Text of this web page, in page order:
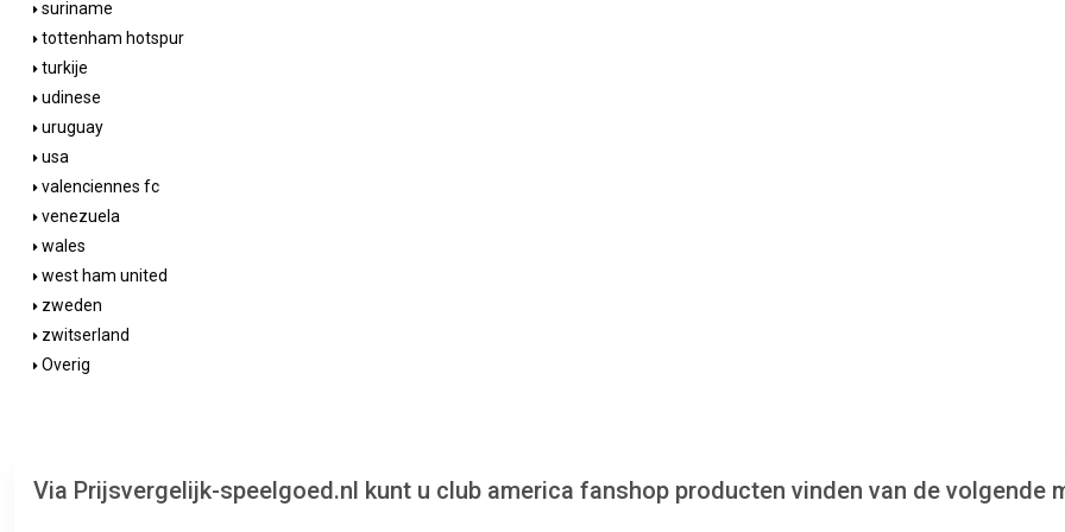
suriname
tottenham hotspur
turkije
udinese
uruguay
usa
valenciennes fc
venezuela
wales
west ham united
zweden
zwitserland
Overig
Via Prijsvergelijk-speelgoed.nl kunt u club america fanshop producten vinden van de volgende